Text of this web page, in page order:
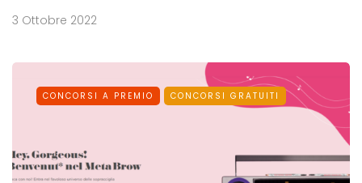
3 Ottobre 2022
CONCORSI A PREMIO CONCORSI GRATUITI